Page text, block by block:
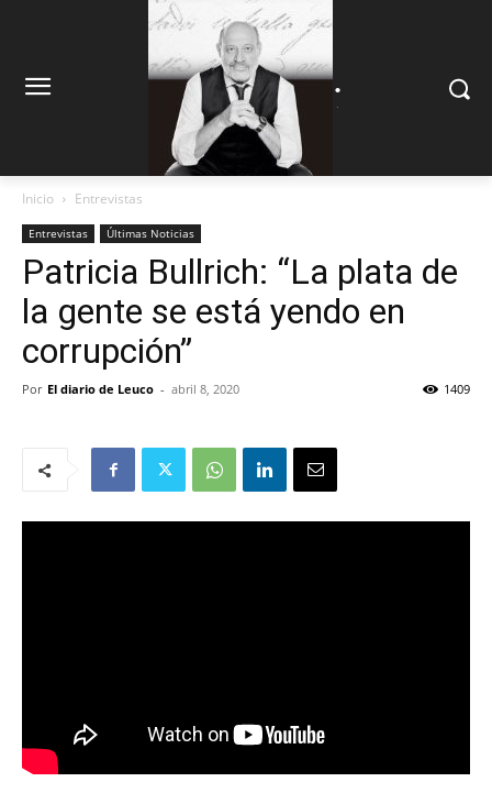
.
Inicio Entrevistas
Entrevistas Últimas Noticias
Patricia Bullrich: “La plata de
la gente se está yendo en
corrupción”
Por El diario de Leuco - abril 8, 2020 1409